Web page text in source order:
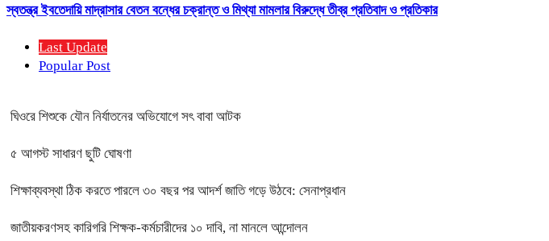
স্বতন্ত্র ইবতেদায়ি মাদ্রাসার বেতন বন্ধের চক্রান্ত ও মিথ্যা মামলার বিরুদ্ধে তীব্র প্রতিবাদ ও প্রতিকার
Last Update
Popular Post
ঘিওরে শিশুকে যৌন নির্যাতনের অভিযোগে সৎ বাবা আটক
৫ আগস্ট সাধারণ ছুটি ঘোষণা
শিক্ষাব্যবস্থা ঠিক করতে পারলে ৩০ বছর পর আদর্শ জাতি গড়ে উঠবে: সেনাপ্রধান
জাতীয়করণসহ কারিগরি শিক্ষক-কর্মচারীদের ১০ দাবি, না মানলে আন্দোলন